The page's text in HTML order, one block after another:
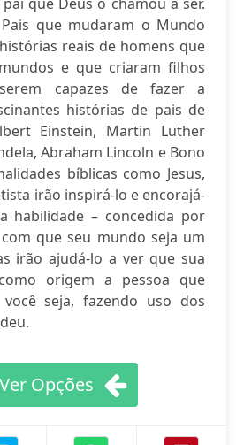
que mudaram o Mundo
reais de homens que
e que criaram filhos
capazes de fazer a
histórias de pais de
Einstein, Martin Luther
Abraham Lincoln e Bono
bíblicas como Jesus,
irão inspirá-lo e encorajá-
habilidade – concedida por
que seu mundo seja um
irão ajudá-lo a ver que sua
origem a pessoa que
seja, fazendo uso dos
Ver Opções